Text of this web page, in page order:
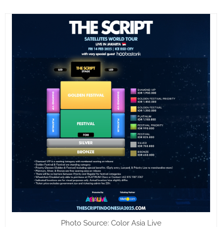
Photo Source: Color Asia Live